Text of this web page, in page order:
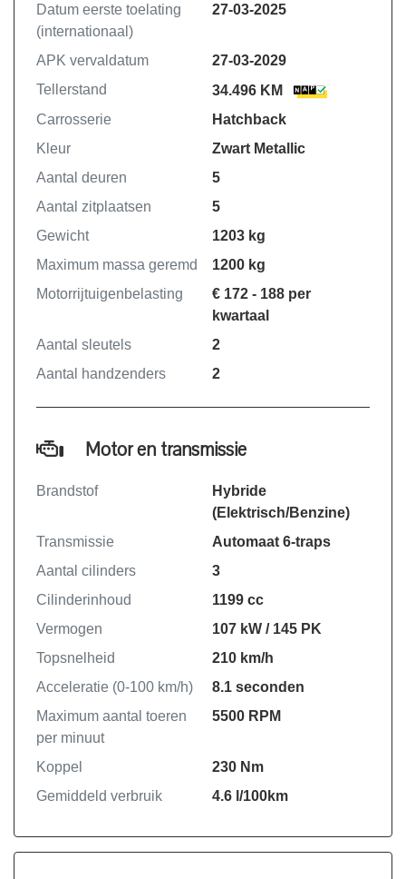
Privileges van Auto Oosterhof
-Professionele poetsbeurt exterieur en
interieur
-Minimaal 25,- brandstof
Kortom zorgeloos op weg.
Datum eerste toelating
(internationaal)
27-03-2025
APK vervaldatum
27-03-2029
Tellerstand
34.496 KM
Carrosserie
Hatchback
Kleur
Zwart Metallic
Aantal deuren
5
Aantal zitplaatsen
5
Gewicht
1203 kg
Maximum massa geremd
1200 kg
Motorrijtuigenbelasting
€ 172 - 188 per
kwartaal
Aantal sleutels
2
Aantal handzenders
2
Motor en transmissie
Brandstof
Hybride
(Elektrisch/Benzine)
Transmissie
Automaat 6-traps
Aantal cilinders
3
Cilinderinhoud
1199 cc
Vermogen
107 kW / 145 PK
Topsnelheid
210 km/h
Acceleratie (0-100 km/h)
8.1 seconden
Maximum aantal toeren
per minuut
5500 RPM
Koppel
230 Nm
Gemiddeld verbruik
4.6 l/100km